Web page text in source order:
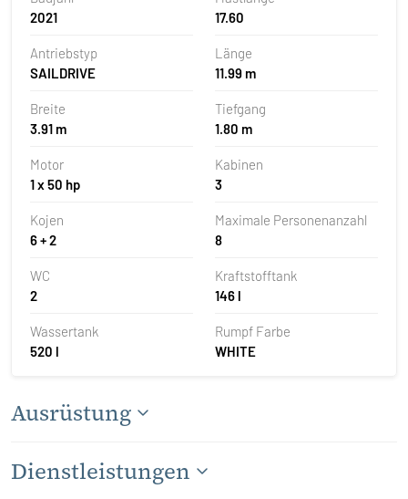
2021
17.60
Antriebstyp
SAILDRIVE
Länge
11.99 m
Breite
3.91 m
Tiefgang
1.80 m
Motor
1 x 50 hp
Kabinen
3
Kojen
6 + 2
Maximale Personenanzahl
8
WC
2
Kraftstofftank
146 l
Wassertank
520 l
Rumpf Farbe
WHITE
Ausrüstung
Dienstleistungen